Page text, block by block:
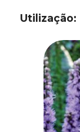
Utilização: